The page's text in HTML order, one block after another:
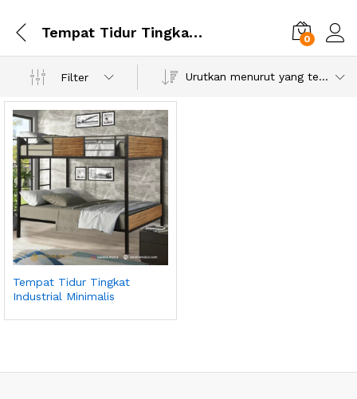
Tempat Tidur Tingkat Industrial Minimalis 0
Filter Urutkan menurut yang terbaru
Tempat Tidur Tingkat
Industrial Minimalis